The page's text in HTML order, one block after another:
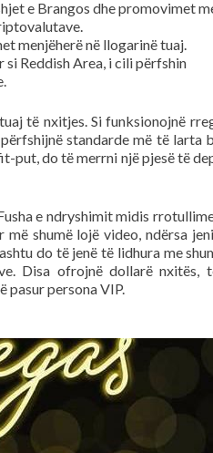
e Brangos dhe promovimet
menjëherë në llogarinë tuaj.
Reddish Area, i cili përfshin
të nxitjes. Si funksionojnë
standarde më të larta
put, do të merrni një pjesë të
e ndryshimit midis
shumë lojë video, ndërsa
do të jenë të lidhura me
Disa ofrojnë dollarë nxitës,
pasur persona VIP.